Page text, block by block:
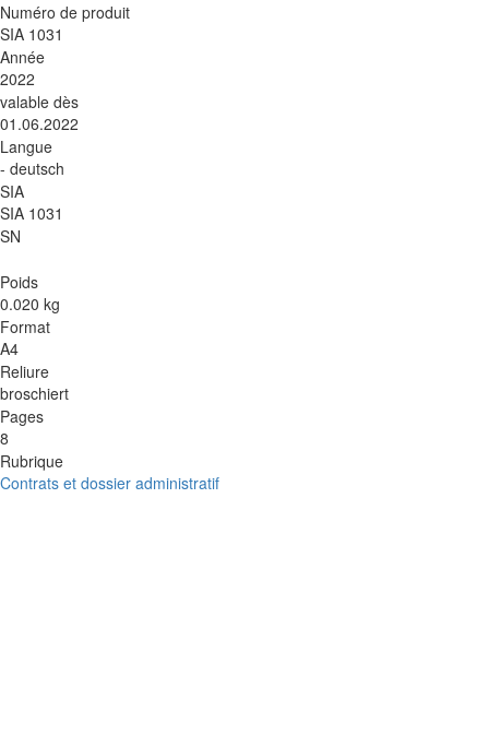
Numéro de produit
SIA 1031
Année
2022
valable dès
01.06.2022
Langue
- deutsch
SIA
SIA 1031
SN
Poids
0.020 kg
Format
A4
Reliure
broschiert
Pages
8
Rubrique
Contrats et dossier administratif